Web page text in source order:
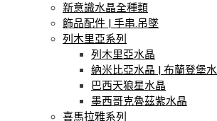
新意識水晶全種類
飾品配件 | 手串.吊墜
列木里亞系列
列木里亞水晶
納米比亞水晶 | 布蘭登堡
巴西天狼星水晶
墨西哥克魯茲紫水晶
喜馬拉雅系列